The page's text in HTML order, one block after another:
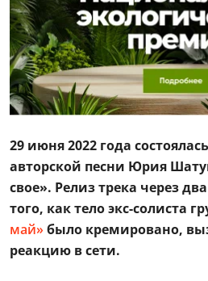
29 июня 2022 года
авторской песни Юрия
свое». Релиз трека через
того, как тело экс-солиста
май»было кремировано,
реакцию в сети.